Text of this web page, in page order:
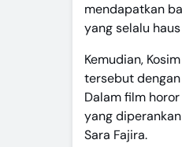
mendapatkan
yang selalu
Kemudian,
tersebut
Dalam film
yang
Sara Fajira.